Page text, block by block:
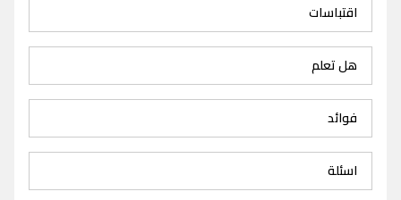
اقتباسات
هل تعلم
فوائد
اسئلة